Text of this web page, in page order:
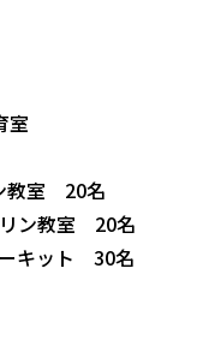
室
教室 20名
ン教室 20名
キット 30名